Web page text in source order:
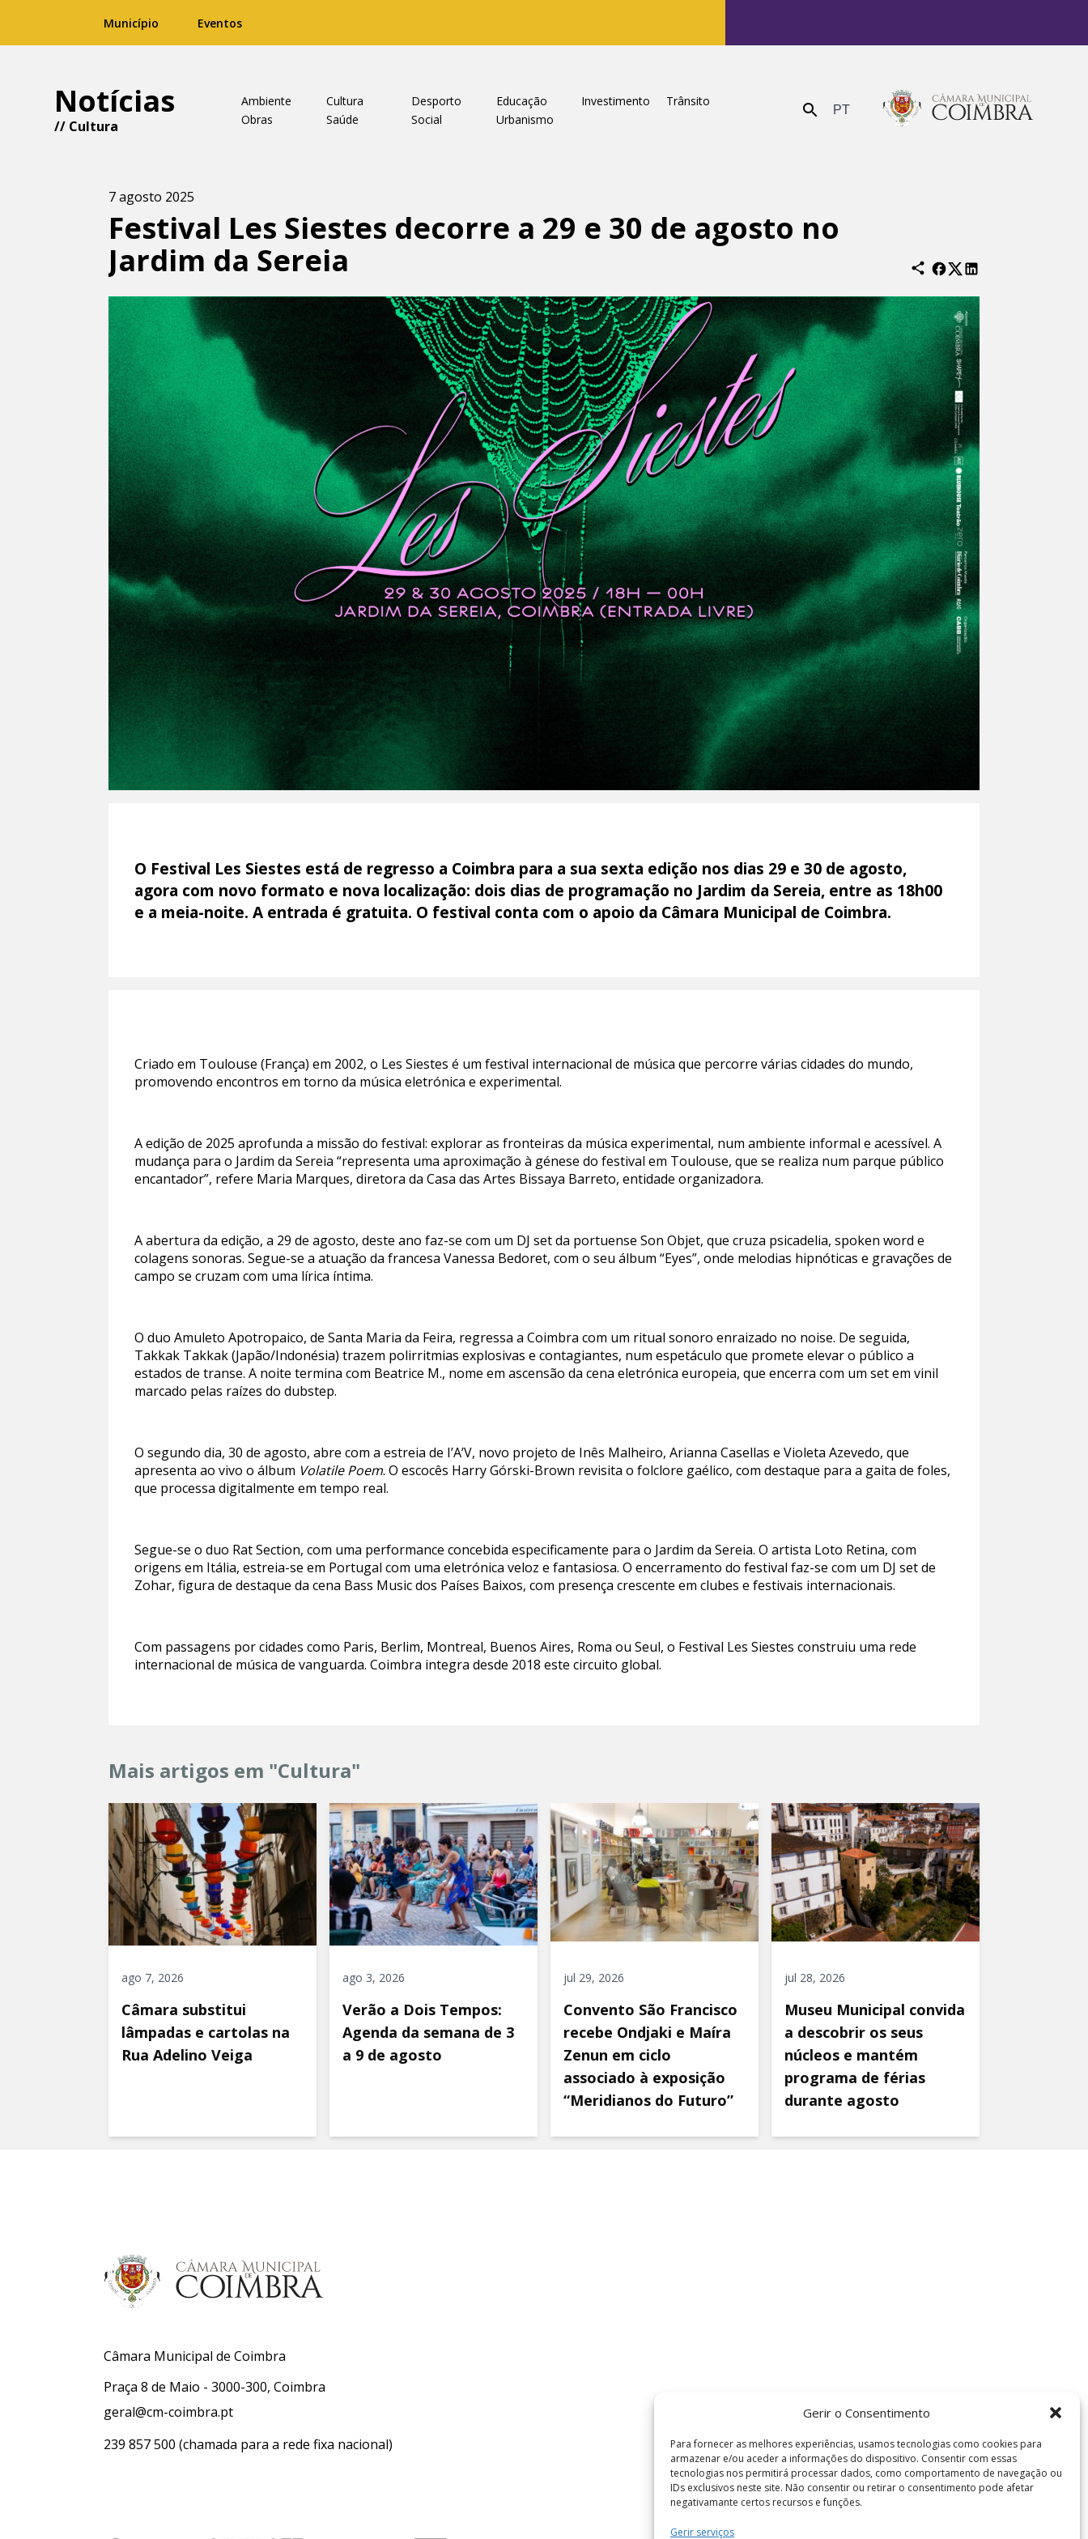
Gerir o Consentimento
Para fornecer as melhores experiências, usamos tecnologias como cookies para
armazenar e/ou aceder a informações do dispositivo. Consentir com essas
tecnologias nos permitirá processar dados, como comportamento de navegação ou
IDs exclusivos neste site. Não consentir ou retirar o consentimento pode afetar
negativamante certos recursos e funções.
Gerir serviços
Município Eventos
Notícias
// Cultura
Ambiente Cultura Desporto Educação Investimento
Trânsito
Obras
Saúde Social Urbanismo Enviar PT
7 agosto 2025
Festival Les Siestes decorre a 29 e 30 de agosto no
Jardim da Sereia
O Festival Les Siestes está de regresso a Coimbra para a sua sexta edição nos dias 29 e 30 de agosto,
agora com novo formato e nova localização: dois dias de programação no Jardim da Sereia, entre as 18h00
e a meia-noite. A entrada é gratuita. O festival conta com o apoio da Câmara Municipal de Coimbra.
Criado em Toulouse (França) em 2002, o Les Siestes é um festival internacional de música que percorre várias cidades do mundo,
promovendo encontros em torno da música eletrónica e experimental.
A edição de 2025 aprofunda a missão do festival: explorar as fronteiras da música experimental, num ambiente informal e acessível. A
mudança para o Jardim da Sereia “representa uma aproximação à génese do festival em Toulouse, que se realiza num parque público
encantador”, refere Maria Marques, diretora da Casa das Artes Bissaya Barreto, entidade organizadora.
A abertura da edição, a 29 de agosto, deste ano faz-se com um DJ set da portuense Son Objet, que cruza psicadelia, spoken word e
colagens sonoras. Segue-se a atuação da francesa Vanessa Bedoret, com o seu álbum “Eyes”, onde melodias hipnóticas e gravações de
campo se cruzam com uma lírica íntima.
O duo Amuleto Apotropaico, de Santa Maria da Feira, regressa a Coimbra com um ritual sonoro enraizado no noise. De seguida,
Takkak Takkak (Japão/Indonésia) trazem polirritmias explosivas e contagiantes, num espetáculo que promete elevar o público a
estados de transe. A noite termina com Beatrice M., nome em ascensão da cena eletrónica europeia, que encerra com um set em vinil
marcado pelas raízes do dubstep.
O segundo dia, 30 de agosto, abre com a estreia de I’A’V, novo projeto de Inês Malheiro, Arianna Casellas e Violeta Azevedo, que
apresenta ao vivo o álbum Volatile Poem. O escocês Harry Górski-Brown revisita o folclore gaélico, com destaque para a gaita de foles,
que processa digitalmente em tempo real.
Segue-se o duo Rat Section, com uma performance concebida especificamente para o Jardim da Sereia. O artista Loto Retina, com
origens em Itália, estreia-se em Portugal com uma eletrónica veloz e fantasiosa. O encerramento do festival faz-se com um DJ set de
Zohar, figura de destaque da cena Bass Music dos Países Baixos, com presença crescente em clubes e festivais internacionais.
Com passagens por cidades como Paris, Berlim, Montreal, Buenos Aires, Roma ou Seul, o Festival Les Siestes construiu uma rede
internacional de música de vanguarda. Coimbra integra desde 2018 este circuito global.
Mais artigos em "Cultura"
ago 7, 2026
Câmara substitui
lâmpadas e cartolas na
Rua Adelino Veiga
ago 3, 2026
Verão a Dois Tempos:
Agenda da semana de 3
a 9 de agosto
jul 29, 2026
Convento São Francisco
recebe Ondjaki e Maíra
Zenun em ciclo
associado à exposição
“Meridianos do Futuro”
jul 28, 2026
Museu Municipal convida
a descobrir os seus
núcleos e mantém
programa de férias
durante agosto
Câmara Municipal de Coimbra
Praça 8 de Maio - 3000-300, Coimbra
geral@cm-coimbra.pt
239 857 500 (chamada para a rede fixa nacional)